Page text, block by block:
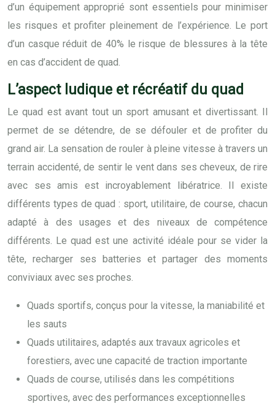
d’un équipement approprié sont essentiels pour minimiser
les risques et profiter pleinement de l’expérience. Le port
d’un casque réduit de 40% le risque de blessures à la tête
en cas d’accident de quad.
L’aspect ludique et récréatif du quad
Le quad est avant tout un sport amusant et divertissant. Il
permet de se détendre, de se défouler et de profiter du
grand air. La sensation de rouler à pleine vitesse à travers un
terrain accidenté, de sentir le vent dans ses cheveux, de rire
avec ses amis est incroyablement libératrice. Il existe
différents types de quad : sport, utilitaire, de course, chacun
adapté à des usages et des niveaux de compétence
différents. Le quad est une activité idéale pour se vider la
tête, recharger ses batteries et partager des moments
conviviaux avec ses proches.
Quads sportifs, conçus pour la vitesse, la maniabilité et
les sauts
Quads utilitaires, adaptés aux travaux agricoles et
forestiers, avec une capacité de traction importante
Quads de course, utilisés dans les compétitions
sportives, avec des performances exceptionnelles